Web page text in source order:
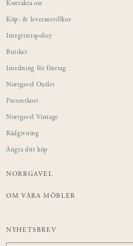
Kontakta oss
Köp- & leveransvillkor
Integritetspolicy
Butiker
Inredning för företag
Norrgavel Outlet
Presentkort
Norrgavel Vintage
Rådgivning
Ångra ditt köp
NORRGAVEL
OM VÅRA MÖBLER
NYHETSBREV